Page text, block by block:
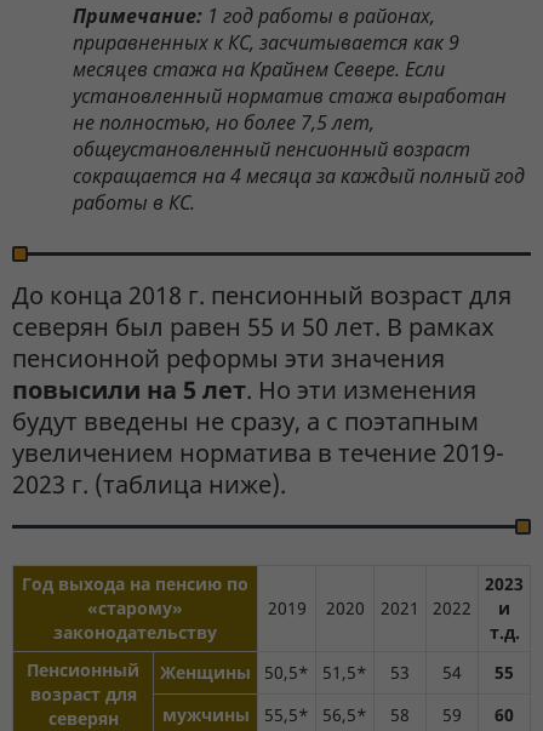
Примечание: 1 год работы в районах,
приравненных к КС, засчитывается как 9
месяцев стажа на Крайнем Севере. Если
установленный норматив стажа выработан
не полностью, но более 7,5 лет,
общеустановленный пенсионный возраст
сокращается на 4 месяца за каждый полный год
работы в КС.
До конца 2018 г. пенсионный возраст для
северян был равен 55 и 50 лет. В рамках
пенсионной реформы эти значения
повысили на 5 лет. Но эти изменения
будут введены не сразу, а с поэтапным
увеличением норматива в течение 2019-
2023 г. (таблица ниже).
Год выхода на пенсию по
«старому»
законодательству
2019 2020 2021 2022
2023
и
т.д.
Пенсионный
возраст для
северян
Женщины 50,5* 51,5* 53 54
55
мужчины
55,5* 56,5* 58 59 60